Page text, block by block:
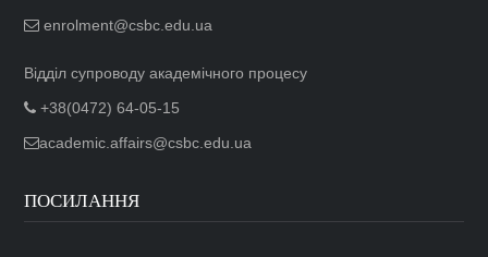
enrolment@csbc.edu.ua
Відділ супроводу академічного процесу
+38(0472) 64-05-15
academic.affairs@csbc.edu.ua
ПОСИЛАННЯ